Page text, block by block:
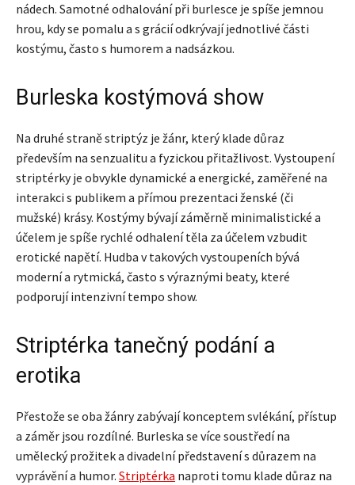
nádech. Samotné odhalování při burlesce je spíše jemnou
hrou, kdy se pomalu a s grácií odkrývají jednotlivé části
kostýmu, často s humorem a nadsázkou.
Burleska kostýmová show
Na druhé straně striptýz je žánr, který klade důraz
především na senzualitu a fyzickou přitažlivost. Vystoupení
striptérky je obvykle dynamické a energické, zaměřené na
interakci s publikem a přímou prezentaci ženské (či
mužské) krásy. Kostýmy bývají záměrně minimalistické a
účelem je spíše rychlé odhalení těla za účelem vzbudit
erotické napětí. Hudba v takových vystoupeních bývá
moderní a rytmická, často s výraznými beaty, které
podporují intenzivní tempo show.
Striptérka tanečný podání a
erotika
Přestože se oba žánry zabývají konceptem svlékání, přístup
a záměr jsou rozdílné. Burleska se více soustředí na
umělecký prožitek a divadelní představení s důrazem na
vyprávění a humor. Striptérka naproti tomu klade důraz na